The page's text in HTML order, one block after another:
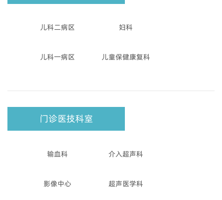
儿科二病区 妇科
儿科一病区 儿童保健康复科
门诊医技科室
输血科 介入超声科
影像中心 超声医学科